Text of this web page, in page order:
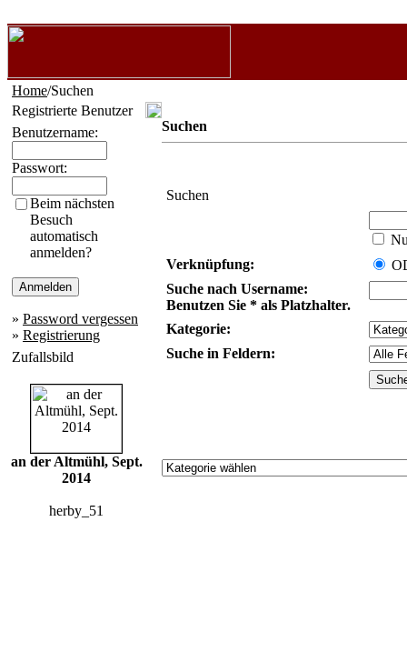
Home/Suchen
Registrierte Benutzer
Benutzername:
Passwort:
Beim nächsten
Besuch
automatisch
anmelden?
» Password vergessen
» Registrierung
Zufallsbild
an der Altmühl, Sept.
2014
herby_51
Suchen
Suchen
Verknüpfung:
Suche nach Username:
Benutzen Sie * als Platzhalter.
Kategorie:
Suche in Feldern: